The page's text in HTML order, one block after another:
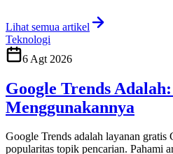
Lihat semua artikel
Teknologi
6 Agt 2026
Google Trends
Menggunakannya
Google Trends adalah layanan gratis
popularitas topik pencarian. Pahami